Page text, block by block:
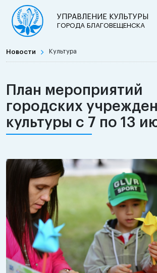
УПРАВЛЕНИЕ КУЛЬТУРЫ
ГОРОДА БЛАГОВЕЩЕНСКА
Новости Культура
План мероприятий
городских
культуры с 7 по 13